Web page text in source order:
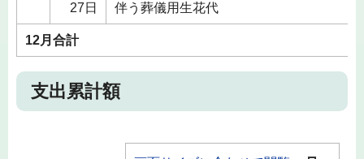
27日
伴う葬儀用生花代
12月合計
支出累計額